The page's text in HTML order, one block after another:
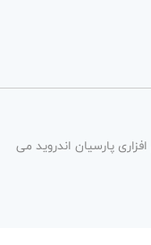
پارسیان اندروید می